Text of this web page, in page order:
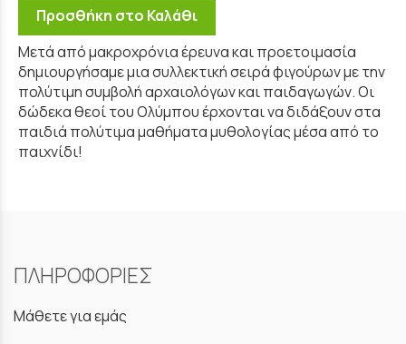
Προσθήκη στο Καλάθι
Μετά από μακροχρόνια έρευνα και προετοιμασία
δημιουργήσαμε μια συλλεκτική σειρά φιγούρων με την
πολύτιμη συμβολή αρχαιολόγων και παιδαγωγών. Οι
δώδεκα θεοί του Ολύμπου έρχονται να διδάξουν στα
παιδιά πολύτιμα μαθήματα μυθολογίας μέσα από το
παιχνίδι!
ΠΛΗΡΟΦΟΡΙΕΣ
Μάθετε για εμάς